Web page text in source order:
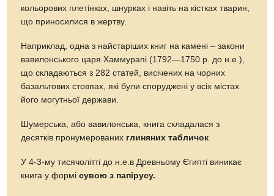
кольорових плетінках, шнурках і навіть на кістках тварин,
що приносилися в жертву.
Наприклад, одна з найстаріших книг на камені – закони
вавилонського царя Хаммурапі (1792—1750 р. до н.е.),
що складаються з 282 статей, висічених на чорних
базальтових стовпах, які були споруджені у всіх містах
його могутньої держави.
Шумерська, або вавилонська, книга складалася з
десятків пронумерованих глиняних табличок
У 4-3-му тисячолітті до н.е.в Древньому Єгипті виникає
книга у формісувою з папірусу.